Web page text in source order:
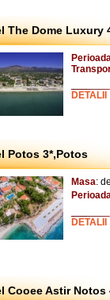
The Dome Luxury
DETALII
Potos 3*,Potos
Masa:
DETALII
Cooee Astir Notos